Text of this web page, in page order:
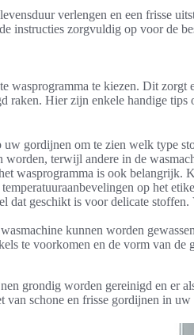
verlengen en een frisse
instructies zorgvuldig op voor de
wasprogramma te kiezen. Dit zorgt
raken. Hier zijn enkele handige tips
uw gordijnen om te zien welk type
worden, terwijl andere in de
wasprogramma is ook belangrijk.
op het
dat geschikt is voor delicate stoffen.
kunnen worden
te voorkomen en de vorm van de
grondig worden gereinigd en er
van schone en frisse gordijnen in uw